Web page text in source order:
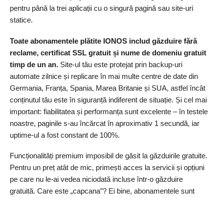
pentru până la trei aplicații cu o singură pagină sau site-uri
statice.
Toate abonamentele plătite IONOS includ găzduire fără
reclame, certificat SSL gratuit și nume de domeniu gratuit
timp de un an. Site-ul tău este protejat prin backup-uri
automate zilnice și replicare în mai multe centre de date din
Germania, Franța, Spania, Marea Britanie și SUA, astfel încât
conținutul tău este în siguranță indiferent de situație. Și cel mai
important: fiabilitatea și performanța sunt excelente – în testele
noastre, paginile s-au încărcat în aproximativ 1 secundă, iar
uptime-ul a fost constant de 100%.
Funcționalități premium imposibil de găsit la găzduirile gratuite.
Pentru un preț atât de mic, primești acces la servicii și opțiuni
pe care nu le-ai vedea niciodată incluse într-o găzduire
gratuită. Care este „capcana”? Ei bine, abonamentele sunt